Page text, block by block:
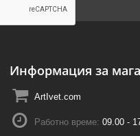
Информация за
ArtIvet.com
Работно време: 09.00 -